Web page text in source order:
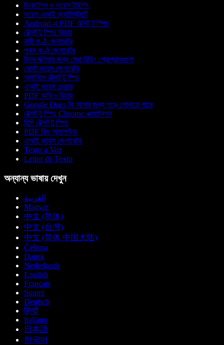
ডিকটেশন ও ভয়েস টাইপিং
ভয়েস এআই অ্যাসিস্ট্যান্ট
Android-এ PDF টেক্সট টু স্পিচ
টেক্সট টু স্পিচ রিডার
নারী কণ্ঠ জেনারেটর
পুরুষ কণ্ঠ জেনারেটর
ডিসলেক্সিয়ার জন্য সেরা রিডিং প্রোগ্রামগুলো
রোবট ভয়েস জেনারেটর
অ্যানিমে টেক্সট টু স্পিচ
এআই ভয়েস চেঞ্জার
PDF অডিও রিডার
Google Docs কি আমার জন্য পড়ে শোনাতে পারে
টেক্সট টু স্পিচ Chrome এক্সটেনশন
হিন্দি টেক্সট টু স্পিচ
PDF রিড অ্যালাউড
এআই ভয়েস জেনারেটর
Texto a Voz
Leitor de Texto
অন্যান্য ভাষায় দেখুন
العربية
Magyar
中文 (简体)
中文 (台灣)
中文 (简体 中国大陆)
Čeština
Dansk
Nederlands
English
Français
Suomi
Deutsch
हिन्दी
Italiano
日本語
한국어